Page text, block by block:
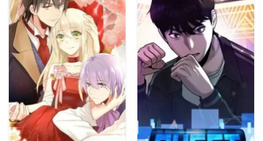
Chapter 27 19/08/2025
Chapter 26 19/08/2025
Chapter 25 19/08/2025
Chapter 24 19/08/2025